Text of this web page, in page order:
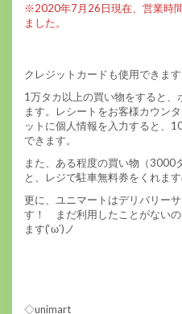
※2020年7月26日現在、営業時
ました。
クレジットカードも使用できます
1万タカ以上の買い物をすると、
ます。レシートをお客様カウン
ットに個人情報を入力すると、
できます。
また、ある程度の買い物（3000
と、レジで駐車無料券をくれま
更に、ユニマートはデリバリー
す！ まだ利用したことがない
ます(‘ω’)ノ
◇unimart